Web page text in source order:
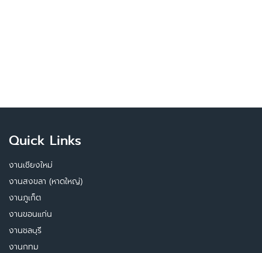
Quick Links
งานเชียงใหม่
งานสงขลา (หาดใหญ่)
งานภูเก็ต
งานขอนแก่น
งานชลบุรี
งานกทม